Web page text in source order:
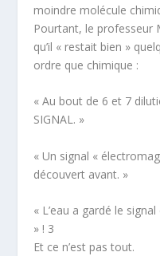
moindre molécule
Pourtant, le professeur
qu’il « restait bien »
ordre que chimique :
« Au bout de 6 et 7
SIGNAL. »
« Un signal «
découvert avant. »
« L’eau a gardé le
» ! 3
Et ce n’est pas tout.